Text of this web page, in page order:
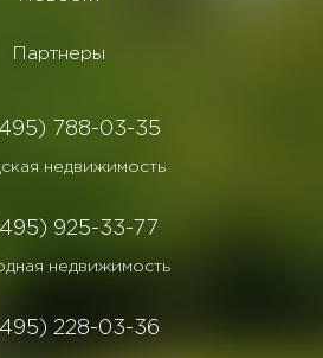
Партнеры
788-03-35
недвижимость
925-33-77
недвижимость
228-03-36